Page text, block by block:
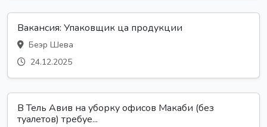
Вакансия: Упаковщик ца продукции
Беэр Шева
24.12.2025
В Тель Авив на уборку офисов Макаби (без
туалетов) требуе...